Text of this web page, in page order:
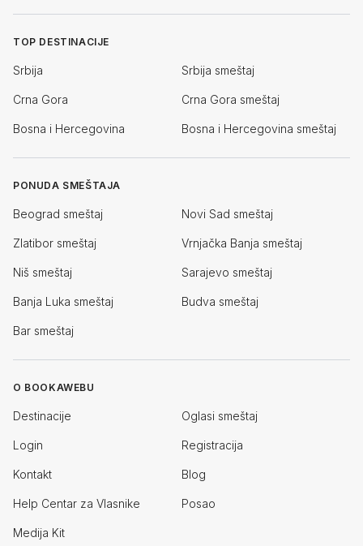
TOP DESTINACIJE
Srbija Srbija smeštaj
Crna Gora Crna Gora smeštaj
Bosna i Hercegovina Bosna i Hercegovina smeštaj
PONUDA SMEŠTAJA
Beograd smeštaj Novi Sad smeštaj
Zlatibor smeštaj Vrnjačka Banja smeštaj
Niš smeštaj Sarajevo smeštaj
Banja Luka smeštaj Budva smeštaj
Bar smeštaj
O BOOKAWEBU
Destinacije Oglasi smeštaj
Login Registracija
Kontakt Blog
Help Centar za Vlasnike Posao
Medija Kit